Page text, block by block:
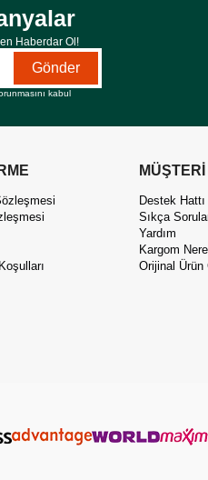
Haberdar Ol!
Gönder
kabul
Destek Hattı
Sıkça
Yardım
Kargom
Orijinal Ürün